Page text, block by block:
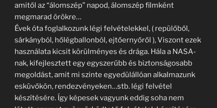
amitől az “álomszép” napod, álomszép filmként
megmarad örökre…
Évek óta foglalkozunk légi felvételekkel, ( repülőből,
sárkányból, hőlégballonból, ejtőernyőről ), Viszont ezek
használata kicsit körülményes és drága. Hála a NASA-
nak, kifejlesztett egy egyszerűbb és biztonságosabb
megoldást, amit mi szinte egyedülállóan alkalmazunk
esküvőkön, rendezvényeken…stb. légi felvétel
készítésére. Így képesek vagyunk eddig soha nem